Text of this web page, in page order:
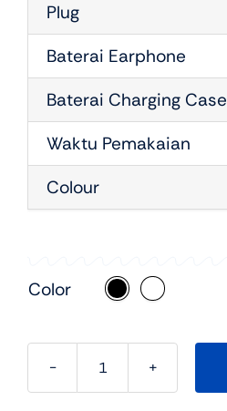
Plug
Baterai Earphone
Baterai Charging Case
Waktu Pemakaian
Colour
Color
BEATS-